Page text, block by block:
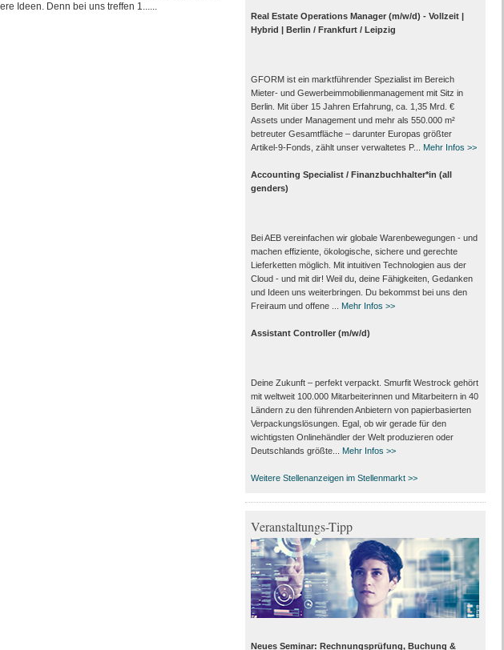
Ideen. Denn bei uns treffen 1......
Real Estate Operations Manager (m/w/d) - Vollzeit |
Hybrid | Berlin / Frankfurt / Leipzig
GFORM ist ein marktführender Spezialist im Bereich
Mieter- und Gewerbeimmobilienmanagement mit Sitz in
Berlin. Mit über 15 Jahren Erfahrung, ca. 1,35 Mrd. €
Assets under Management und mehr als 550.000 m²
betreuter Gesamtfläche – darunter Europas größter
Artikel-9-Fonds, zählt unser verwaltetes P...
Mehr Infos >>
Accounting Specialist / Finanzbuchhalter*in (all
genders)
Bei AEB vereinfachen wir globale Warenbewegungen - und
machen effiziente, ökologische, sichere und gerechte
Lieferketten möglich. Mit intuitiven Technologien aus der
Cloud - und mit dir! Weil du, deine Fähigkeiten, Gedanken
und Ideen uns weiterbringen. Du bekommst bei uns den
Freiraum und offene ...
Mehr Infos >>
Assistant Controller (m/w/d)
Deine Zukunft – perfekt verpackt. Smurfit Westrock gehört
mit weltweit 100.000 Mitarbeiter­innen und Mitarbeitern in 40
Ländern zu den führenden Anbietern von papier­basierten
Verpackungs­lösungen. Egal, ob wir gerade für den
wichtigsten Onlinehändler der Welt produzieren oder
Deutschlands größte...
Mehr Infos >>
Weitere Stellenanzeigen im Stellenmarkt >>
Veranstaltungs-Tipp
Neues Seminar: Rechnungsprüfung, Buchung &